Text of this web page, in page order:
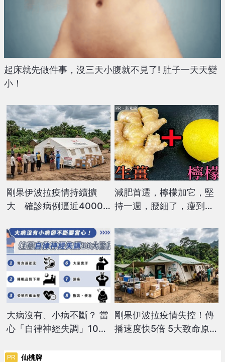
起床就先做件事，沒三天小腹就不見了! 肚子一天天變
小！
剛果伊波拉疫情持續擴
大 確診病例逼近4000
減肥首選，檸檬加它，堅
持一週，腰細了，瘦到你
PR・新素簡
大病沒有、小病不斷？ 當
心「自律神經失調」10大
原則
剛果伊波拉疫情失控！傳
播速度快5倍 5大致命原因
PR 仙桃牌